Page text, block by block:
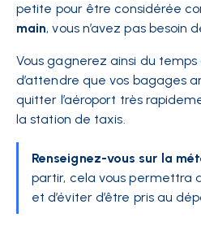
petite pour être considérée
main, vous n’avez pas besoin
Vous gagnerez ainsi du temps
d’attendre que vos bagages
quitter l’aéroport très
la station de taxis.
Renseignez-vous sur la
partir, cela vous permettra
et d’éviter d’être pris au